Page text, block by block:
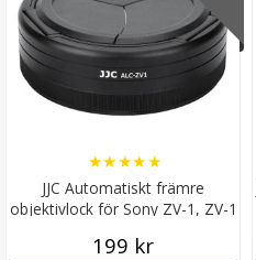
JJC Automatiskt främre
objektivlock för Sony ZV-1, ZV-1
★★★★★
199 kr